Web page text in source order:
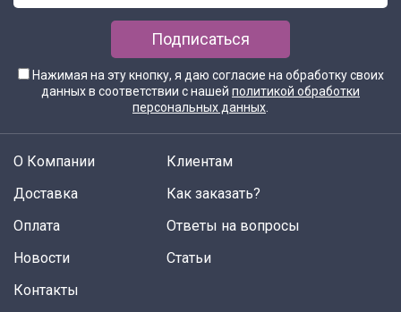
Подписаться
Нажимая на эту кнопку, я даю согласие на обработку своих
данных в соответствии с нашей политикой обработки
персональных данных
О Компании
Доставка
Оплата
Новости
Клиентам
Как заказать?
Ответы на вопросы
Статьи
Контакты